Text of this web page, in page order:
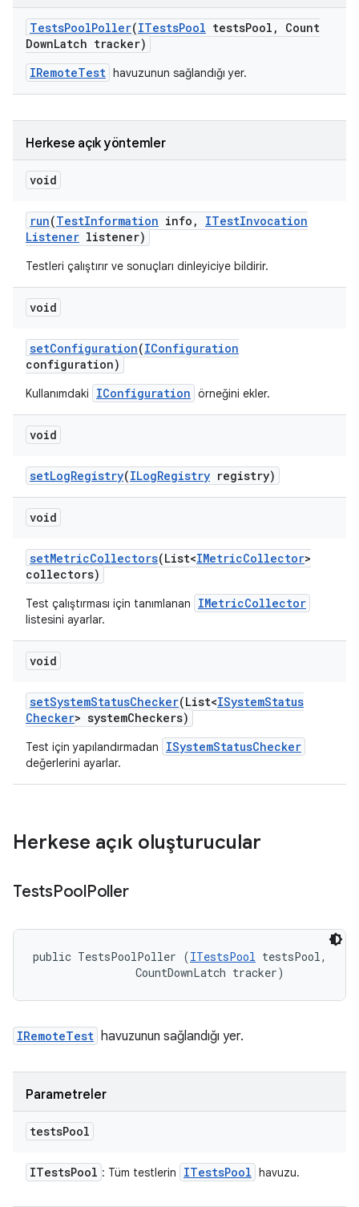
TestsPoolPoller(ITestsPool testsPool ,
Count
DownLatch tracker)
IRemoteTest havuzunun sağlandığı yer.
Herkese açık yöntemler
void
run(TestInformation info , ITestInvocation
Listener listener)
Testleri çalıştırır ve sonuçları dinleyiciye bildirir.
void
setConfiguration(IConfiguration
configuration)
Kullanımdaki IConfiguration örneğini ekler.
void
setLogRegistry(ILogRegistry registry)
void
setMetricCollectors(List<IMetricCollector>
collectors)
Test çalıştırması için tanımlanan IMetricCollector
listesini ayarlar.
void
setSystemStatusChecker(List<ISystemStatus
Checker> systemCheckers)
Test için yapılandırmadan ISystemStatusChecker
değerlerini ayarlar.
Herkese açık oluşturucular
TestsPoolPoller
public TestsPoolPoller (ITestsPool testsPool,
                CountDownLatch tracker)
IRemoteTest havuzunun sağlandığı yer.
Parametreler
testsPool
ITestsPool : Tüm testlerin ITestsPool havuzu.